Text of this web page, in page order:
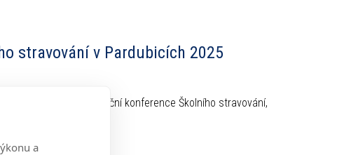
a
stravování v Pardubicích 2025
kolegové zúčastnili tradiční konference Školního stravování,